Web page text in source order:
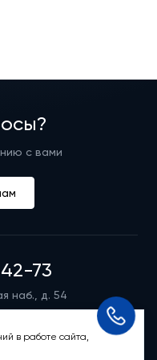
с вами
73
наб., д. 54
в работе сайта,